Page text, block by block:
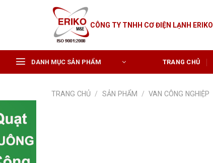
CÔNG TY TNHH CƠ ĐIỆN LẠNH ERIKO
DANH MỤC SẢN PHẨM TRANG CHỦ
TRANG CHỦ / SẢN PHẨM / VAN CÔNG NGHIỆP